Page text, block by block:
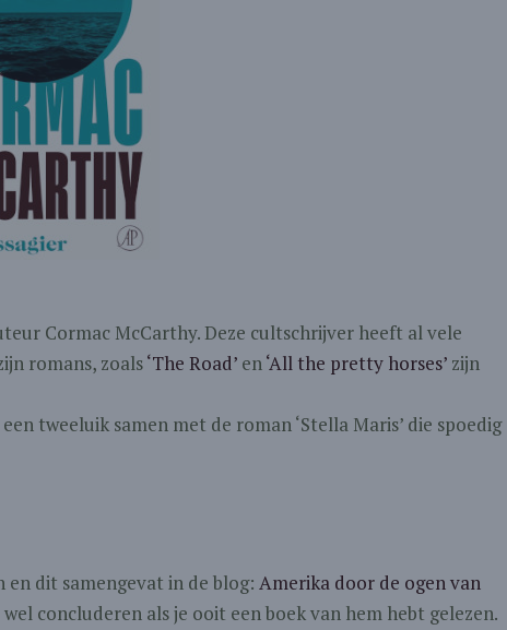
Cormac McCarthy. Deze cultschrijver heeft al vele
romans, zoals‘The Road’ en‘All the pretty horses’ zijn
tweeluik samen met de roman ‘Stella Maris’ die spoedig
en dit samengevat in de blog: Amerika door de ogen van
concluderen als je ooit een boek van hem hebt gelezen.